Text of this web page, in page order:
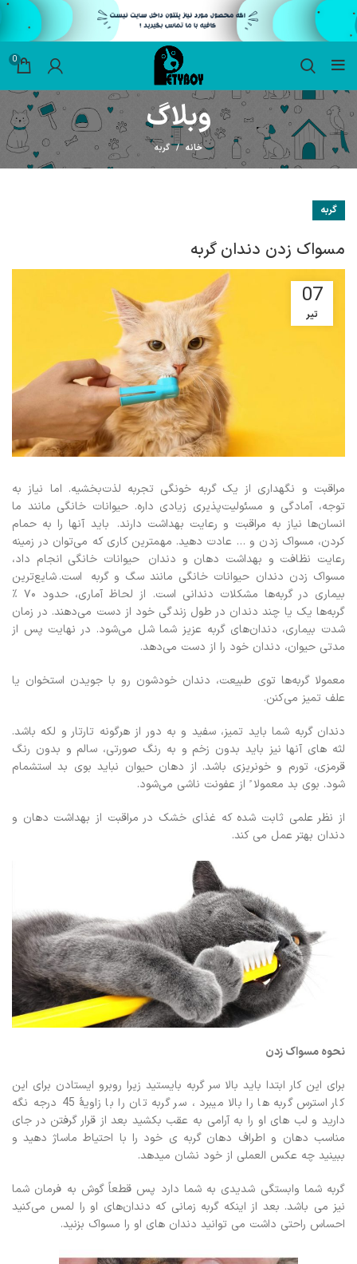
0
وبلاگ
خانه گربه
گربه
مسواک زدن دندان گربه
07
تیر
مراقبت و نگهداری از یک گربه خونگی تجربه لذت‌بخشیه. اما نیاز به
توجه، آمادگی و مسئولیت‌پذیری زیادی داره. حیوانات خانگی مانند ما
انسان‌ها نیاز به مراقبت و رعایت بهداشت دارند. باید آنها را به حمام
کردن، مسواک زدن و … عادت دهید. مهمترین کاری که می‌توان در زمینه
رعایت نظافت و بهداشت دهان و دندان حیوانات خانگی انجام داد،
مسواک زدن دندان حیوانات خانگی مانند سگ و گربه است. شایع‌ترین
بیماری در گربه‌ها مشکلات دندانی است. از لحاظ آماری، حدود ۷۰ ٪
گربه‌ها یک یا چند دندان در طول زندگی خود از دست می‌دهند. در زمان
شدت بیماری، دندان‌های گربه عزیز شما شل می‌شود. در نهایت پس از
مدتی حیوان، دندان خود را از دست می‌دهد.
معمولا گربه‌ها توی طبیعت، دندان‌ خودشون رو با جویدن استخوان یا
علف تمیز می‌کنن.
دندان گربه شما باید تمیز، سفید و به دور از هرگونه تارتار و لکه باشد.
لثه های آنها نیز باید بدون زخم و به رنگ صورتی، سالم و بدون رنگ
قرمزی، تورم و خونریزی باشد. از دهان حیوان نباید بوی بد استشمام
شود. بوی بد معمولا ً از عفونت ناشی می‌شود.
از نظر علمی ثابت شده که غذای خشک در مراقبت از بهداشت دهان و
دندان بهتر عمل می کند.
نحوه مسواک زدن
برای این کار ابتدا باید بالا سر گربه بایستید زیرا روبرو ایستادن برای این
کار استرس گربه ها را بالا میبرد ، سر گربه تان را با زاویۀ 45 درجه نگه
دارید و لب های او را به آرامی به عقب بکشید بعد از قرار گرفتن در جای
مناسب دهان و اطراف دهان گربه ی خود را با احتیاط ماساژ دهید و
ببینید چه عکس العملی از خود نشان میدهد.
گربه شما وابستگی شدیدی به شما دارد پس قطعاً گوش به فرمان شما
نیز می باشد. بعد از اینکه گربه زمانی که دندان‌های او را لمس می‌کنید
احساس راحتی داشت می توانید دندان های او را مسواک بزنید.